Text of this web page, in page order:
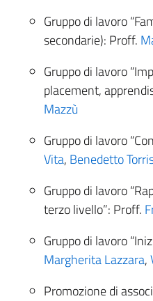
Gruppo di lavoro
secondarie): Proff.
Gruppo di lavoro
placement,
Mazzù
Gruppo di lavoro
Vita, Benedetto
Gruppo di lavoro
terzo livello”: Proff.
Gruppo di lavoro
Margherita Lazzara,
Promozione di